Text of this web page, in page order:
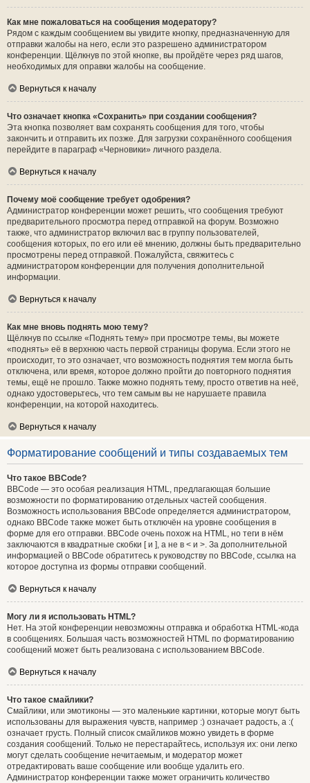
Как мне пожаловаться на сообщения модератору?
Рядом с каждым сообщением вы увидите кнопку, предназначенную для
отправки жалобы на него, если это разрешено администратором
конференции. Щёлкнув по этой кнопке, вы пройдёте через ряд шагов,
необходимых для оправки жалобы на сообщение.
Вернуться к началу
Что означает кнопка «Сохранить» при создании сообщения?
Эта кнопка позволяет вам сохранять сообщения для того, чтобы
закончить и отправить их позже. Для загрузки сохранённого сообщения
перейдите в параграф «Черновики» личного раздела.
Вернуться к началу
Почему моё сообщение требует одобрения?
Администратор конференции может решить, что сообщения требуют
предварительного просмотра перед отправкой на форум. Возможно
также, что администратор включил вас в группу пользователей,
сообщения которых, по его или её мнению, должны быть предварительно
просмотрены перед отправкой. Пожалуйста, свяжитесь с
администратором конференции для получения дополнительной
информации.
Вернуться к началу
Как мне вновь поднять мою тему?
Щёлкнув по ссылке «Поднять тему» при просмотре темы, вы можете
«поднять» её в верхнюю часть первой страницы форума. Если этого не
происходит, то это означает, что возможность поднятия тем могла быть
отключена, или время, которое должно пройти до повторного поднятия
темы, ещё не прошло. Также можно поднять тему, просто ответив на неё,
однако удостоверьтесь, что тем самым вы не нарушаете правила
конференции, на которой находитесь.
Вернуться к началу
Форматирование сообщений и типы создаваемых тем
Что такое BBCode?
BBCode — это особая реализация HTML, предлагающая большие
возможности по форматированию отдельных частей сообщения.
Возможность использования BBCode определяется администратором,
однако BBCode также может быть отключён на уровне сообщения в
форме для его отправки. BBCode очень похож на HTML, но теги в нём
заключаются в квадратные скобки [ и ], а не в < и >. За дополнительной
информацией о BBCode обратитесь к руководству по BBCode, ссылка на
которое доступна из формы отправки сообщений.
Вернуться к началу
Могу ли я использовать HTML?
Нет. На этой конференции невозможны отправка и обработка HTML-кода
в сообщениях. Большая часть возможностей HTML по форматированию
сообщений может быть реализована с использованием BBCode.
Вернуться к началу
Что такое смайлики?
Смайлики, или эмотиконы — это маленькие картинки, которые могут быть
использованы для выражения чувств, например :) означает радость, а :(
означает грусть. Полный список смайликов можно увидеть в форме
создания сообщений. Только не перестарайтесь, используя их: они легко
могут сделать сообщение нечитаемым, и модератор может
отредактировать ваше сообщение или вообще удалить его.
Администратор конференции также может ограничить количество